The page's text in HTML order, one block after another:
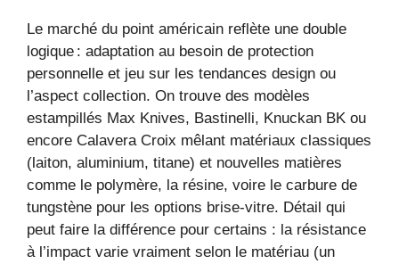
Le marché du point américain reflète une double
logique : adaptation au besoin de protection
personnelle et jeu sur les tendances design ou
l’aspect collection. On trouve des modèles
estampillés Max Knives, Bastinelli, Knuckan BK ou
encore Calavera Croix mêlant matériaux classiques
(laiton, aluminium, titane) et nouvelles matières
comme le polymère, la résine, voire le carbure de
tungstène pour les options brise-vitre. Détail qui
peut faire la différence pour certains : la résistance
à l’impact varie vraiment selon le matériau (un